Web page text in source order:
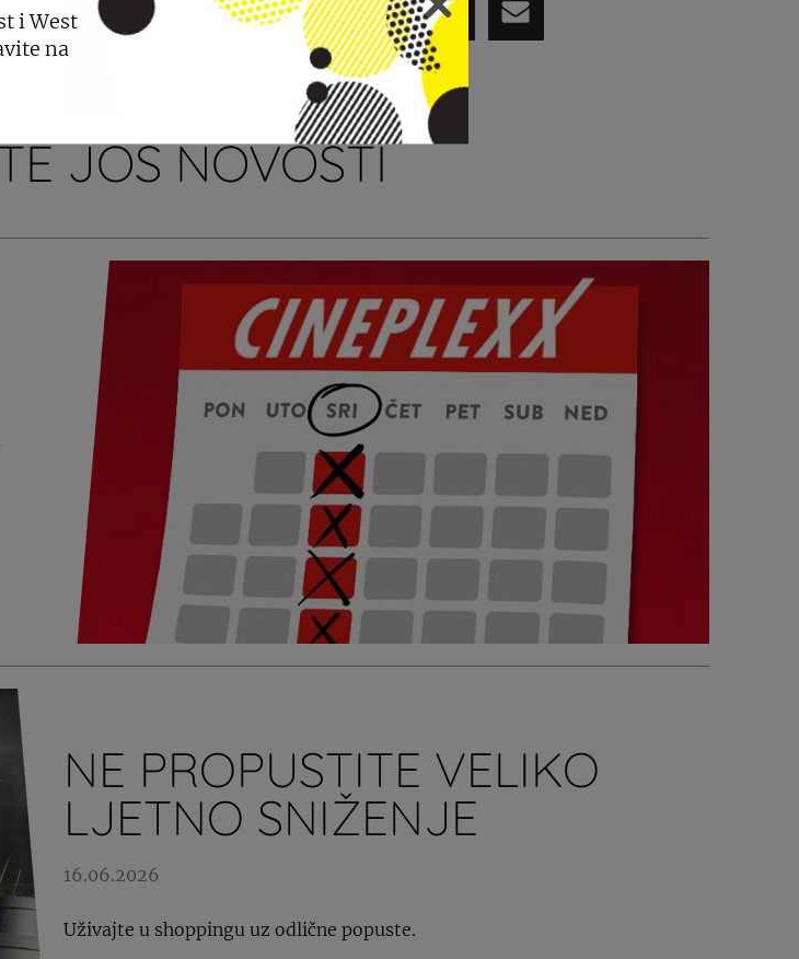
PODIJELI
JOŠ NOVOSTI
NE PROPUSTITE VELIKO
LJETNO SNIŽENJE
16.06.2026
Uživajte u shoppingu uz odlične popuste.
i West
na